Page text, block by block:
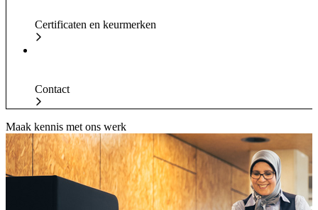
Certificaten en keurmerken
Contact
Maak kennis met ons werk